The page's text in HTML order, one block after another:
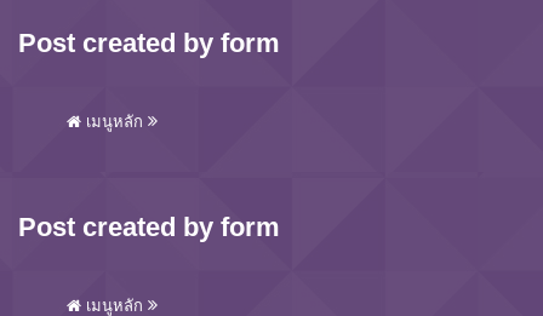
Post created by form
เมนูหลัก
Post created by form
เมนูหลัก